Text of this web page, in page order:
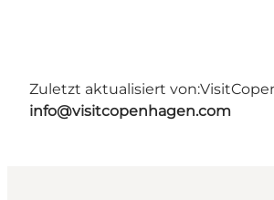
Zuletzt aktualisiert von:
info@visitcopenhagen.com